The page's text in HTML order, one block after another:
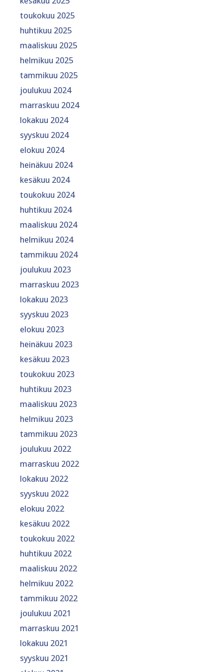
toukokuu 2025
huhtikuu 2025
maaliskuu 2025
helmikuu 2025
tammikuu 2025
joulukuu 2024
marraskuu 2024
lokakuu 2024
syyskuu 2024
elokuu 2024
heinäkuu 2024
kesäkuu 2024
toukokuu 2024
huhtikuu 2024
maaliskuu 2024
helmikuu 2024
tammikuu 2024
joulukuu 2023
marraskuu 2023
lokakuu 2023
syyskuu 2023
elokuu 2023
heinäkuu 2023
kesäkuu 2023
toukokuu 2023
huhtikuu 2023
maaliskuu 2023
helmikuu 2023
tammikuu 2023
joulukuu 2022
marraskuu 2022
lokakuu 2022
syyskuu 2022
elokuu 2022
kesäkuu 2022
toukokuu 2022
huhtikuu 2022
maaliskuu 2022
helmikuu 2022
tammikuu 2022
joulukuu 2021
marraskuu 2021
lokakuu 2021
syyskuu 2021